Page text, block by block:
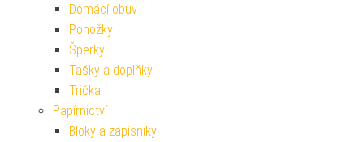
Domácí obuv
Ponožky
Šperky
Tašky a doplňky
Trička
Papírnictví
Bloky a zápisníky